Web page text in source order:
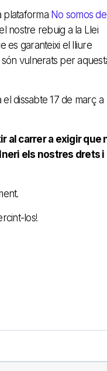
plataforma No somos
nostre rebuig a la Llei
es garanteixi el lliure
vulnerats per
dissabte 17 de març a
al carrer a exigir que
els nostres drets i
los!